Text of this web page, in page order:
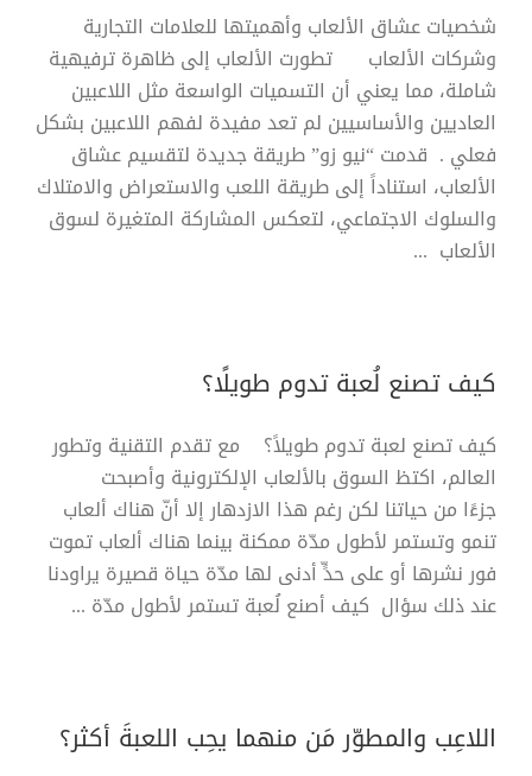
شخصيات عشاق الألعاب وأهميتها للعلامات التجارية
وشركات الألعاب تطورت الألعاب إلى ظاهرة ترفيهية
شاملة، مما يعني أن التسميات الواسعة مثل اللاعبين
العاديين والأساسيين لم تعد مفيدة لفهم اللاعبين بشكل
فعلي . قدمت “نيو زو” طريقة جديدة لتقسيم عشاق
الألعاب، استناداً إلى طريقة اللعب والاستعراض والامتلاك
والسلوك الاجتماعي، لتعكس المشاركة المتغيرة لسوق
الألعاب ...
كيف تصنع لُعبة تدوم طويلًا؟
كيف تصنع لعبة تدوم طويلاً؟ مع تقدم التقنية وتطور
العالم، اكتظ السوق بالألعاب الإلكترونية وأصبحت
جزءًا من حياتنا لكن رغم هذا الازدهار إلا أنّ هناك ألعاب
تنمو وتستمر لأطول مدّة ممكنة بينما هناك ألعاب تموت
فور نشرها أو على حدٍّ أدنى لها مدّة حياة قصيرة يراودنا
عند ذلك سؤال كيف أصنع لُعبة تستمر لأطول مدّة ...
اللاعِب والمطوّر مَن منهما يحِب اللعبةَ أكثر؟